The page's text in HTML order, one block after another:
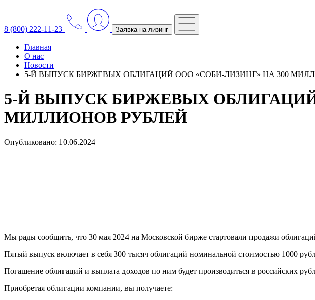
8 (800) 222-11-23 Заявка на лизинг
Главная
О нас
Новости
5-Й ВЫПУСК БИРЖЕВЫХ ОБЛИГАЦИЙ ООО «СОБИ-ЛИЗИНГ» НА 300
5-Й ВЫПУСК БИРЖЕВЫХ
МИЛЛИОНОВ РУБЛЕЙ
Опубликовано: 10.06.2024
Мы рады сообщить, что 30 мая 2024 на Московской бирже стартовали продажи
Пятый выпуск включает в себя 300 тысяч облигаций номинальной стоимостью 1000
Погашение облигаций и выплата доходов по ним будет производиться в российских
Приобретая облигации компании, вы получаете: